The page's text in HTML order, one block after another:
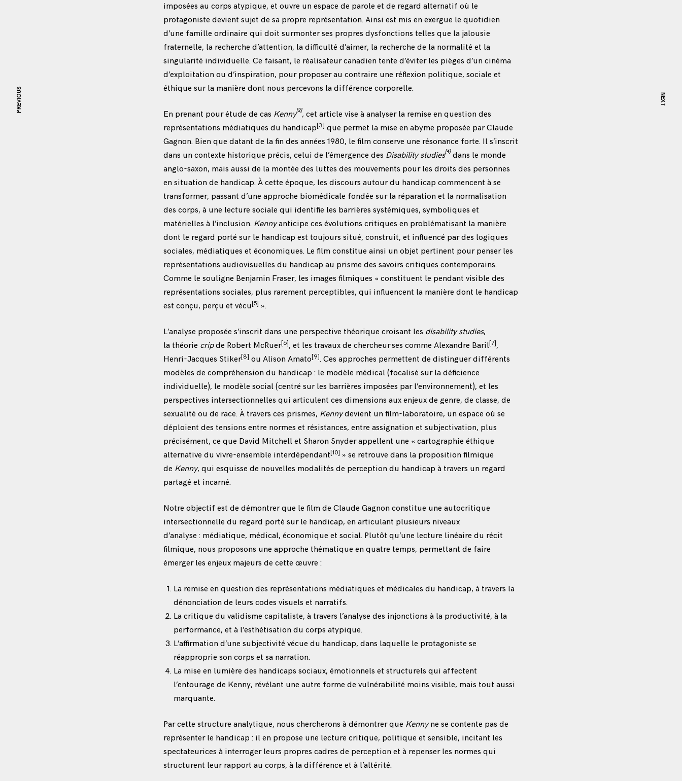
imposées au corps atypique, et ouvre un espace de parole et de regard alternatif où le
protagoniste devient sujet de sa propre représentation. Ainsi est mis en exergue le quotidien
d’une famille ordinaire qui doit surmonter ses propres dysfonctions telles que la jalousie
fraternelle, la recherche d’attention, la difficulté d’aimer, la recherche de la normalité et la
singularité individuelle. Ce faisant, le réalisateur canadien tente d’éviter les pièges d’un cinéma
d’exploitation ou d’inspiration, pour proposer au contraire une réflexion politique, sociale et
éthique sur la manière dont nous percevons la différence corporelle.
En prenant pour étude de cas Kenny[2], cet article vise à analyser la remise en question des
représentations médiatiques du handicap [3] que permet la mise en abyme proposée par Claude
Gagnon. Bien que datant de la fin des années 1980, le film conserve une résonance forte. Il s’inscrit
dans un contexte historique précis, celui de l’émergence des Disability studies[4] dans le monde
anglo-saxon, mais aussi de la montée des luttes des mouvements pour les droits des personnes
en situation de handicap. À cette époque, les discours autour du handicap commencent à se
transformer, passant d’une approche biomédicale fondée sur la réparation et la normalisation
des corps, à une lecture sociale qui identifie les barrières systémiques, symboliques et
matérielles à l’inclusion. Kennyanticipe ces évolutions critiques en problématisant la manière
dont le regard porté sur le handicap est toujours situé, construit, et influencé par des logiques
sociales, médiatiques et économiques. Le film constitue ainsi un objet pertinent pour penser les
représentations audiovisuelles du handicap au prisme des savoirs critiques contemporains.
Comme le souligne Benjamin Fraser, les images filmiques « constituent le pendant visible des
représentations sociales, plus rarement perceptibles, qui influencent la manière dont le handicap
est conçu, perçu et vécu [5] ».
L’analyse proposée s’inscrit dans une perspective théorique croisant les disability studies,
la théorie cripde Robert McRuer[6] , et les travaux de chercheur·ses comme Alexandre Baril[7] ,
Henri-Jacques Stiker[8] ou Alison Amato [9]. Ces approches permettent de distinguer différents
modèles de compréhension du handicap : le modèle médical (focalisé sur la déficience
individuelle), le modèle social (centré sur les barrières imposées par l’environnement), et les
perspectives intersectionnelles qui articulent ces dimensions aux enjeux de genre, de classe, de
sexualité ou de race. À travers ces prismes, Kennydevient un film-laboratoire, un espace où se
déploient des tensions entre normes et résistances, entre assignation et subjectivation, plus
précisément, ce que David Mitchell et Sharon Snyder appellent une « cartographie éthique
alternative du vivre-ensemble interdépendant [10] » se retrouve dans la proposition filmique
de Kenny, qui esquisse de nouvelles modalités de perception du handicap à travers un regard
partagé et incarné.
Notre objectif est de démontrer que le film de Claude Gagnon constitue une autocritique
intersectionnelle du regard porté sur le handicap, en articulant plusieurs niveaux
d’analyse : médiatique, médical, économique et social. Plutôt qu’une lecture linéaire du récit
filmique, nous proposons une approche thématique en quatre temps, permettant de faire
émerger les enjeux majeurs de cette œuvre :
La remise en question des représentations médiatiques et médicales du handicap, à travers la
dénonciation de leurs codes visuels et narratifs.
La critique du validisme capitaliste, à travers l’analyse des injonctions à la productivité, à la
performance, et à l’esthétisation du corps atypique.
L’affirmation d’une subjectivité vécue du handicap, dans laquelle le protagoniste se
réapproprie son corps et sa narration.
La mise en lumière des handicaps sociaux, émotionnels et structurels qui affectent
l’entourage de Kenny, révélant une autre forme de vulnérabilité moins visible, mais tout aussi
marquante.
Par cette structure analytique, nous chercherons à démontrer que Kennyne se contente pas de
représenter le handicap : il en propose une lecture critique, politique et sensible, incitant les
spectateurices à interroger leurs propres cadres de perception et à repenser les normes qui
structurent leur rapport au corps, à la différence et à l’altérité.
PREVIOUS NEXT